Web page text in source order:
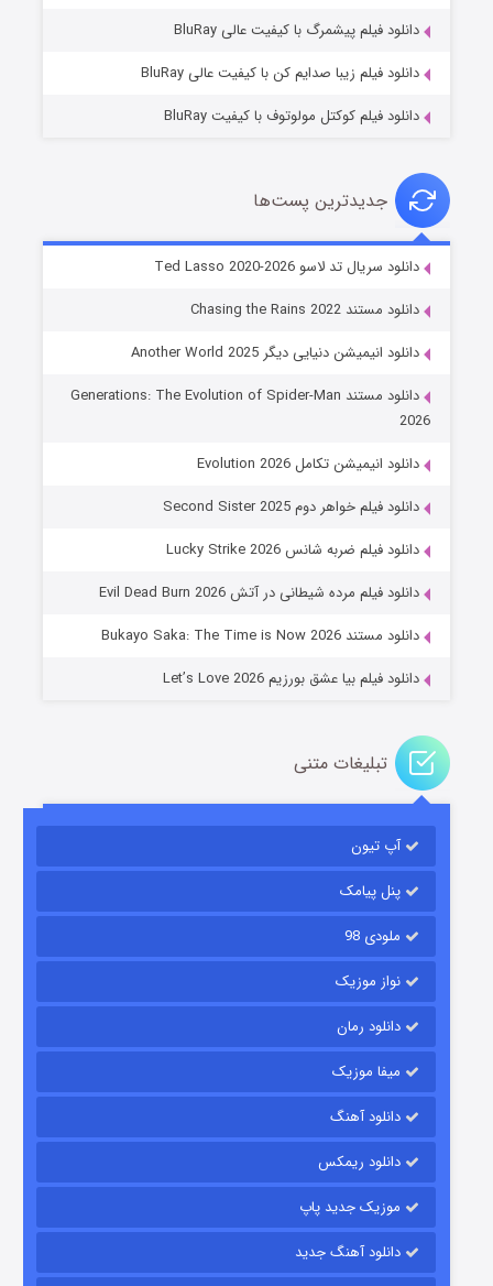
خاندان اژدها فصل ۳
جادوگری در مغولستان
باب اسفنجی فصل ۱۷
قسمت۶ (زیرنویس) منتشر شد
قسمت۱۵ (دوبله) منتشر شد
دانلود فیلم پیشمرگ با کیفیت عالی BluRay
دانلود فیلم زیبا صدایم کن با کیفیت عالی BluRay
دانلود فیلم کوکتل مولوتوف با کیفیت BluRay
جدیدترین پست‌ها
دانلود سریال تد لاسو Ted Lasso 2020-2026
دانلود مستند Chasing the Rains 2022
دانلود انیمیشن دنیایی دیگر Another World 2025
دانلود مستند Generations: The Evolution of Spider-Man
2026
دانلود انیمیشن تکامل Evolution 2026
دانلود فیلم خواهر دوم Second Sister 2025
دانلود فیلم ضربه شانس Lucky Strike 2026
دانلود فیلم مرده شیطانی در آتش Evil Dead Burn 2026
دانلود مستند Bukayo Saka: The Time is Now 2026
دانلود فیلم بیا عشق بورزیم Let’s Love 2026
تبلیغات متنی
آپ تیون
پنل پیامک
ملودی 98
نواز موزیک
دانلود رمان
میفا موزیک
دانلود آهنگ
دانلود ریمکس
موزیک جدید پاپ
دانلود آهنگ جدید